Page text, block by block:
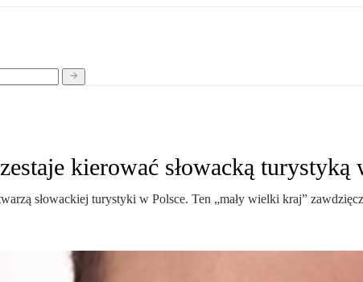
kierować słowacką turystyką
słowackiej turystyki w Polsce. Ten „mały wielki kraj”